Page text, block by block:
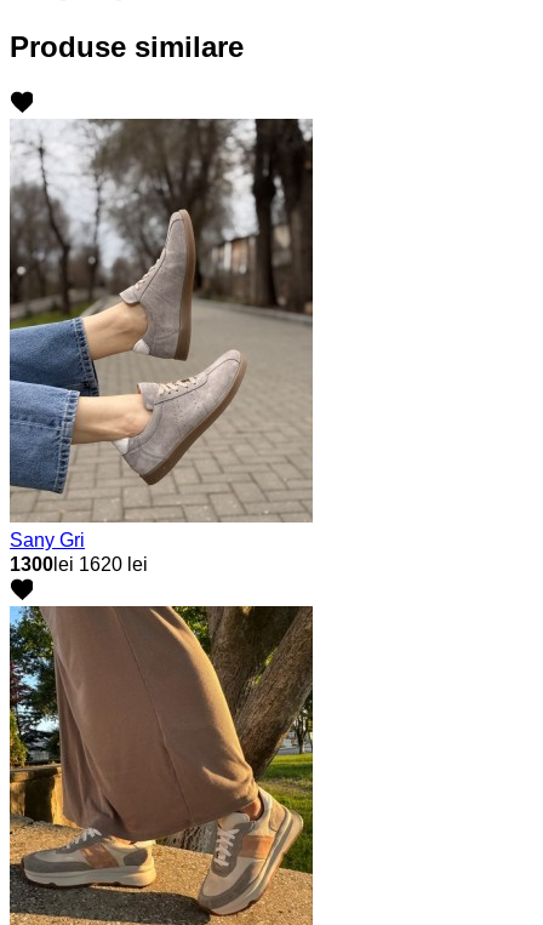
Produse similare
Sany Gri
1300 lei 1620 lei